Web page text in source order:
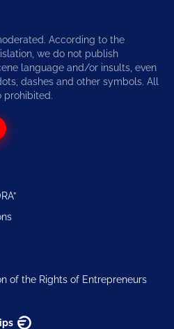
According to the
we do not publish
language and/or insults, even
dashes and other symbols. All
prohibited.
of the Rights of Entrepreneurs